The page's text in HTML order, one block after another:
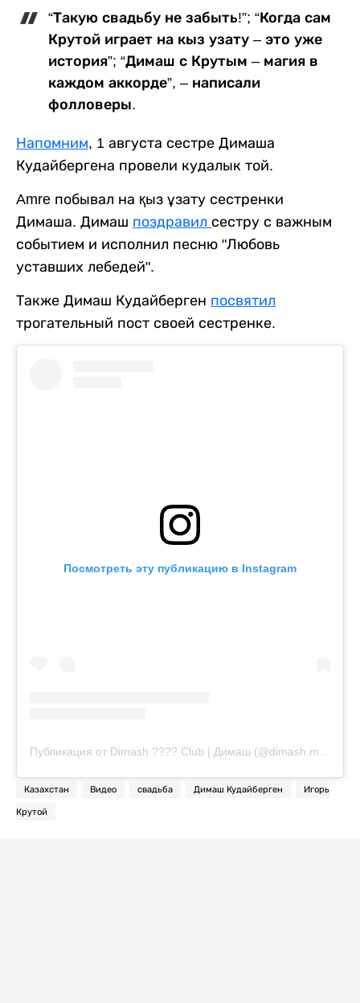
“Такую свадьбу не забыть!”; “Когда сам
Крутой играет на кыз узату – это уже
история”; “Димаш с Крутым – магия в
каждом аккорде”, – написали
фолловеры.
Напомним, 1 августа сестре Димаша
Кудайбергена провели кудалык той.
Amre побывал на қыз ұзату сестренки
Димаша. Димаш поздравил сестру с важным
событием и исполнил песню "Любовь
уставших лебедей".
Также Димаш Кудайберген посвятил
трогательный пост своей сестренке.
Посмотреть эту публикацию в Instagram
Публикация от Dimash ???? Club | Димаш (@dimash.musicclub)
Казахстан Видео свадьба Димаш Кудайберген Игорь
Крутой